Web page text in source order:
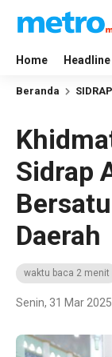
Home Headline
Beranda SIDRAP
Sidrap
Daerah
waktu baca 2 menit
Senin, 31 Mar